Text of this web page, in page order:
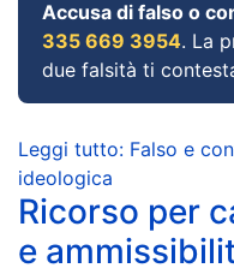
Accusa di falso o
335 669 3954. La
due falsità ti
Leggi tutto: Falso e
ideologica
Ricorso per
e